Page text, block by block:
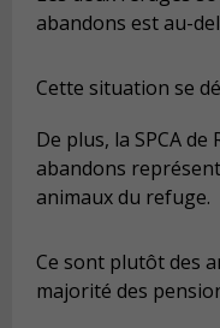
abandons est au-
Cette situation se
De plus, la SPCA
abandons
animaux du refuge.
Ce sont plutôt des
majorité des